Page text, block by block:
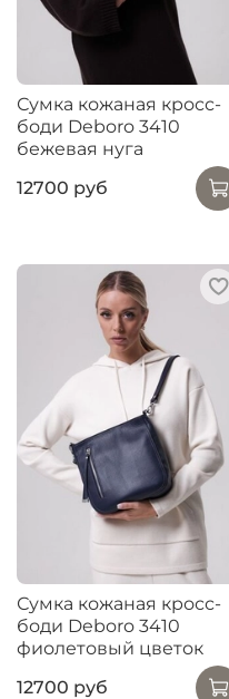
Сумка кожаная кросс-
боди Deboro 3410
бежевая нуга
12700 руб
Сумка кожаная кросс-
боди Deboro 3410
фиолетовый цветок
12700 руб